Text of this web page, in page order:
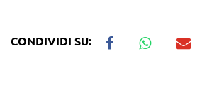
CONDIVIDI SU: